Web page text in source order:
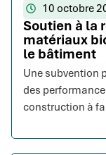
10 octobre
Soutien à la
matériaux
le bâtiment
Une subvention
des
construction à